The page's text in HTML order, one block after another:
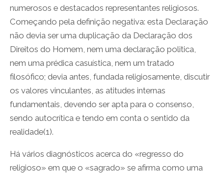
numerosos e destacados representantes religiosos.
Começando pela definição negativa: esta Declaração
não devia ser uma duplicação da Declaração dos
Direitos do Homem, nem uma declaração politica,
nem uma prédica casuística, nem um tratado
filosófico; devia antes, fundada religiosamente, discutir
os valores vinculantes, as atitudes internas
fundamentais, devendo ser apta para o consenso,
sendo autocrítica e tendo em conta o sentido da
realidade(1).
Há vários diagnósticos acerca do «regresso do
religioso» em que o «sagrado» se afirma como uma